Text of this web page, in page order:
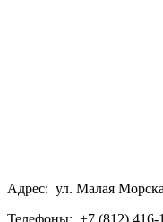
Адрес: ул. Малая
Телефоны: +7 (812) 416-